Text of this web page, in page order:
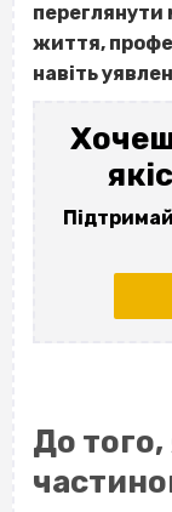
життя,
навіть
До того,